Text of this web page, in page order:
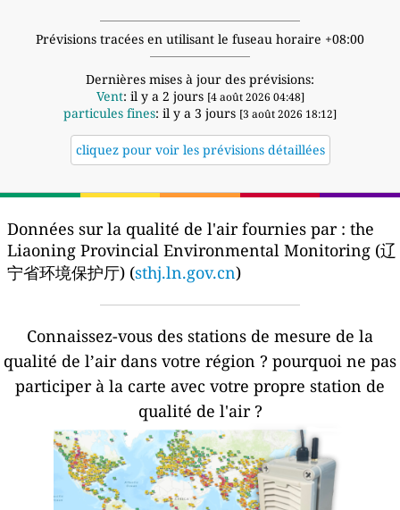
Prévisions tracées en utilisant le fuseau horaire +08:00
Dernières mises à jour des prévisions:
Vent: il y a 2 jours [4 août 2026 04:48]
particules fines: il y a 3 jours [3 août 2026 18:12]
cliquez pour voir les prévisions détaillées
Données sur la qualité de l'air fournies par : the
Liaoning Provincial Environmental Monitoring (辽
宁省环境保护厅) (sthj.ln.gov.cn)
Connaissez-vous des stations de mesure de la
qualité de l’air dans votre région ? pourquoi ne pas
participer à la carte avec votre propre station de
qualité de l'air ?